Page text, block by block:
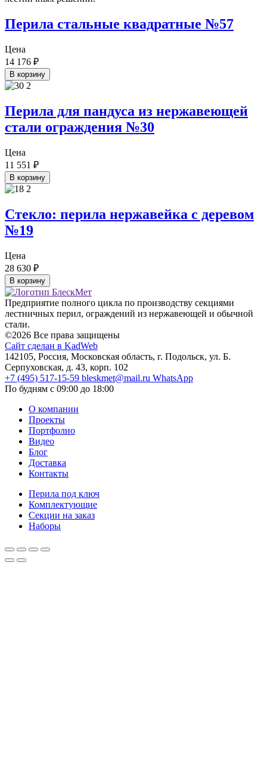
Перила стальные квадратные №57
Цена
14 176 ₽
В корзину
Перила для пандуса из нержавеющей
стали ограждения №30
Цена
11 551 ₽
В корзину
Стекло: перила нержавейка с деревом
№19
Цена
28 630 ₽
В корзину
Предприятие полного цикла по производству секциями
лестничных перил, ограждений из нержавеющей и обычной
стали.
©2026 Все права защищены
Сайт сделан в KadWeb
142105, Россия, Московская область, г. Подольск, ул. Б.
Серпуховская, д. 43, корп. 102
+7 (495) 517-15-59 bleskmet@mail.ru WhatsApp
По будням с 09:00 до 18:00
О компании
Проекты
Портфолио
Видео
Блог
Доставка
Контакты
Перила под ключ
Комплектующие
Секции на заказ
Наборы